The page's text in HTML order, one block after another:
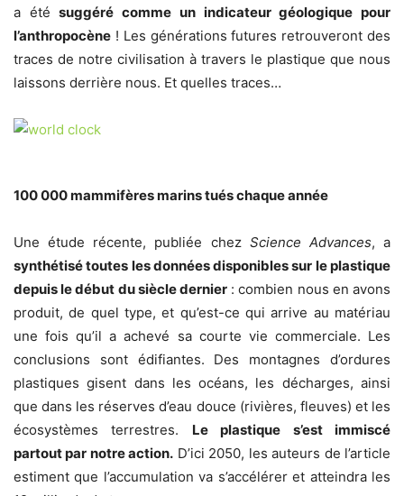
a étésuggéré comme un indicateur géologique pour
l’anthropocène ! Les générations futures retrouveront des
traces de notre civilisation à travers le plastique que nous
laissons derrière nous. Et quelles traces…
100 000 mammifères marins tués chaque année
Une étude récente, publiée chez Science Advances, a
synthétisé toutes les données disponibles sur le plastique
depuis le début du siècle dernier : combien nous en avons
produit, de quel type, et qu’est-ce qui arrive au matériau
une fois qu’il a achevé sa courte vie commerciale. Les
conclusions sont édifiantes. Des montagnes d’ordures
plastiques gisent dans les océans, les décharges, ainsi
que dans les réserves d’eau douce (rivières, fleuves) et les
écosystèmes terrestres. Le plastique s’est immiscé
partout par notre action. D’ici 2050, les auteurs de l’article
estiment que l’accumulation va s’accélérer et atteindra les